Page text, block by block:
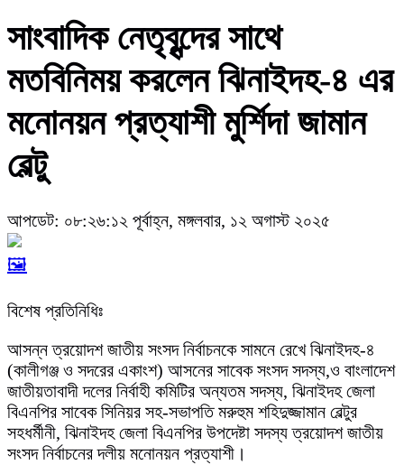
সাংবাদিক নেতৃবৃন্দের সাথে
মতবিনিময় করলেন ঝিনাইদহ-৪ এর
মনোনয়ন প্রত্যাশী মুর্শিদা জামান
বেল্টু
আপডেট: ০৮:২৬:১২ পূর্বাহ্ন, মঙ্গলবার, ১২ অগাস্ট ২০২৫
🖼️
বিশেষ প্রতিনিধিঃ
আসন্ন ত্রয়োদশ জাতীয় সংসদ নির্বাচনকে সামনে রেখে ঝিনাইদহ-৪
(কালীগঞ্জ ও সদরের একাংশ) আসনের সাবেক সংসদ সদস্য,ও বাংলাদেশ
জাতীয়তাবাদী দলের নির্বাহী কমিটির অন্যতম সদস্য, ঝিনাইদহ জেলা
বিএনপির সাবেক সিনিয়র সহ-সভাপতি মরুহুম শহিদুজ্জামান বেল্টুর
সহধর্মীনী, ঝিনাইদহ জেলা বিএনপির উপদেষ্টা সদস্য ত্রয়োদশ জাতীয়
সংসদ নির্বাচনের দলীয় মনোনয়ন প্রত্যাশী।